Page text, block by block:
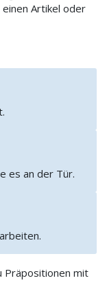
Artikel oder
es an der Tür.
Präpositionen mit